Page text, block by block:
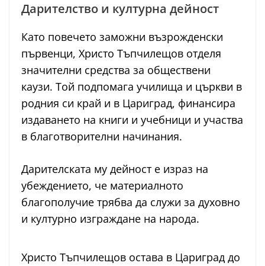
Дарителство и културна дейност
Като повечето заможни възрожденски
първенци, Христо Тъпчилещов отделя
значителни средства за обществени
каузи. Той подпомага училища и църкви в
родния си край и в Цариград, финансира
издаването на книги и учебници и участва
в благотворителни начинания.
Дарителската му дейност е израз на
убеждението, че материалното
благополучие трябва да служи за духовно
и културно изграждане на народа.
Христо Тъпчилещов остава в Цариград до